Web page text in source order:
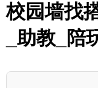
校园墙找
_助教_陪